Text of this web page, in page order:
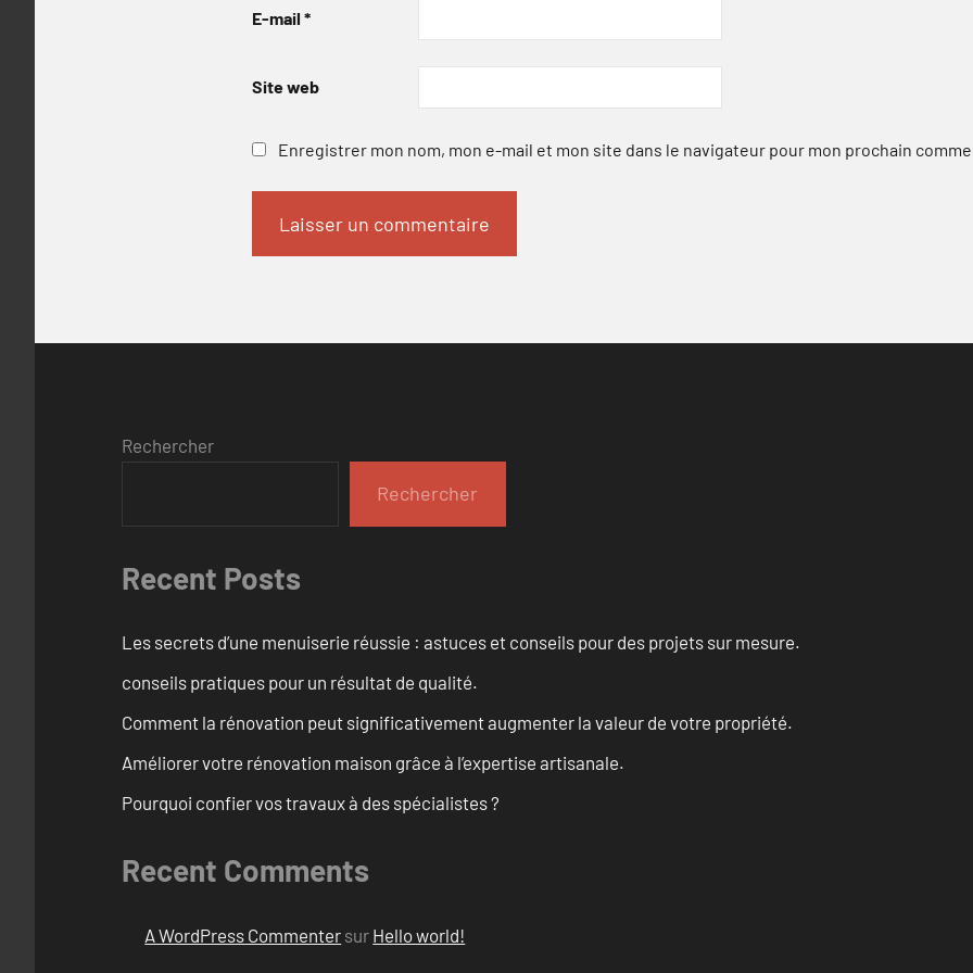
E-mail *
Site web
Enregistrer mon nom, mon e-mail et mon site dans le navigateur pour mon prochain
Rechercher
Rechercher
Recent Posts
Les secrets d’une menuiserie réussie : astuces et conseils pour des projets sur mesure.
conseils pratiques pour un résultat de qualité.
Comment la rénovation peut significativement augmenter la valeur de votre propriété.
Améliorer votre rénovation maison grâce à l’expertise artisanale.
Pourquoi confier vos travaux à des spécialistes ?
Recent Comments
A WordPress Commenter sur Hello world!